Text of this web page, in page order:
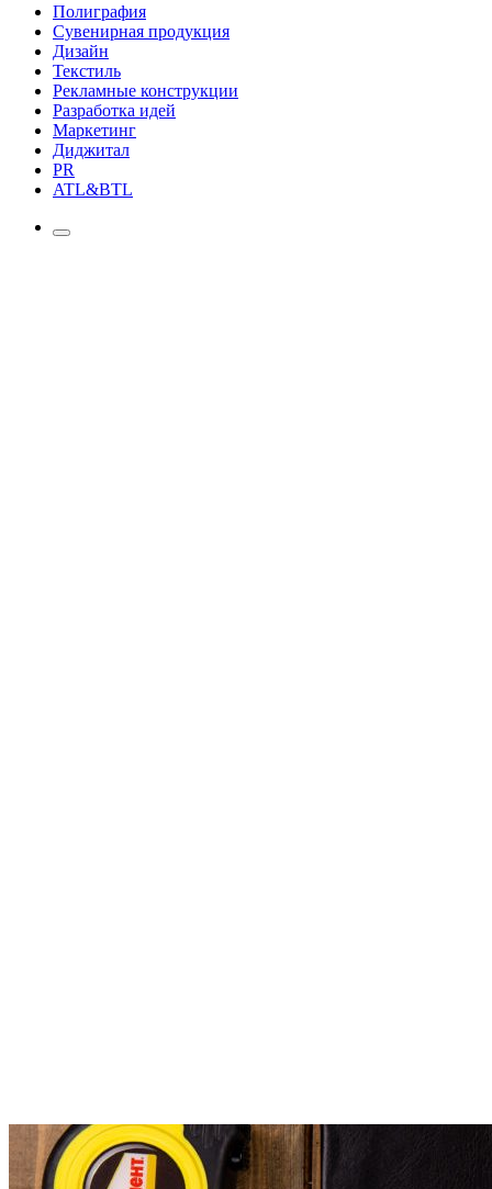
Полиграфия
Сувенирная продукция
Дизайн
Текстиль
Рекламные конструкции
Разработка идей
Маркетинг
Диджитал
PR
ATL&BTL